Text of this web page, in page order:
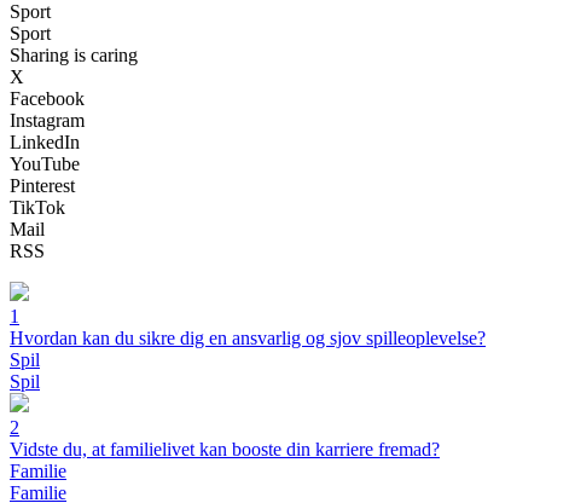
Sport
Sport
Sharing is caring
X
Facebook
Instagram
LinkedIn
YouTube
Pinterest
TikTok
Mail
RSS
1
Hvordan kan du sikre dig en ansvarlig og sjov spilleoplevelse?
Spil
Spil
2
Vidste du, at familielivet kan booste din karriere fremad?
Familie
Familie